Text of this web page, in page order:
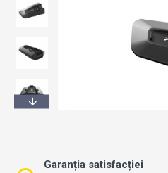
Garanția satisfacției